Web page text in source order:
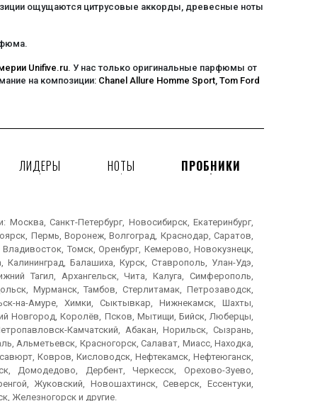
ощущаются цитрусовые аккорды, древесные ноты
Unifive.ru. У нас только оригинальные парфюмы от
на композиции: Chanel Allure Homme Sport Tom Ford
ЛИДЕРЫ НОТЫ ПРОБНИКИ
Санкт-Петербург, Новосибирск, Екатеринбург,
Пермь, Воронеж, Волгоград, Краснодар, Саратов,
Томск, Оренбург, Кемерово, Новокузнецк,
Балашиха, Курск, Ставрополь, Улан-Удэ,
Тагил, Архангельск, Чита, Калуга, Симферополь,
Мурманск, Тамбов, Стерлитамак, Петрозаводск,
на-Амуре, Химки, Сыктывкар, Нижнекамск, Шахты,
Новгород, Королёв, Псков, Мытищи, Бийск, Люберцы,
Камчатский, Абакан, Норильск, Сызрань,
Альметьевск, Красногорск, Салават, Миасс, Находка,
Ковров, Кисловодск, Нефтекамск, Нефтеюганск,
Домодедово, Дербент, Черкесск, Орехово-Зуево,
Жуковский, Новошахтинск, Северск, Ессентуки,
Железногорск и другие.